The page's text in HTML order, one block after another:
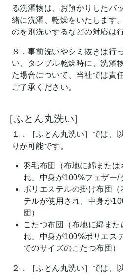
る洗濯物は、お預かりしたバ
緒に洗濯、乾燥をいたします
のを別洗いするなどの対応は
８．事前洗いやシミ抜きは行
い、タンブル乾燥時に、洗濯
た場合について、当社では責
ご了承ください。
［ふとん丸洗い］
１．［ふとん丸洗い］では、
りが可能です。
羽毛布団（布地に綿または
れ、中身が100%フェザー/
ポリエステルの掛け布団
テルが使用され、中身が
団）
こたつ布団（布地に綿ま
れ、中身が100%ポリエス
でのサイズのこたつ布団）
２．［ふとん丸洗い］では、